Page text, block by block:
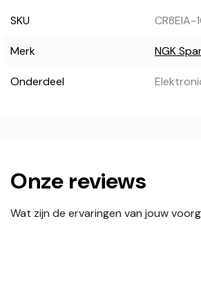
SKU CR8EIA-
Merk NGK
Onderdeel
Onze reviews
Wat zijn de ervaringen van jouw